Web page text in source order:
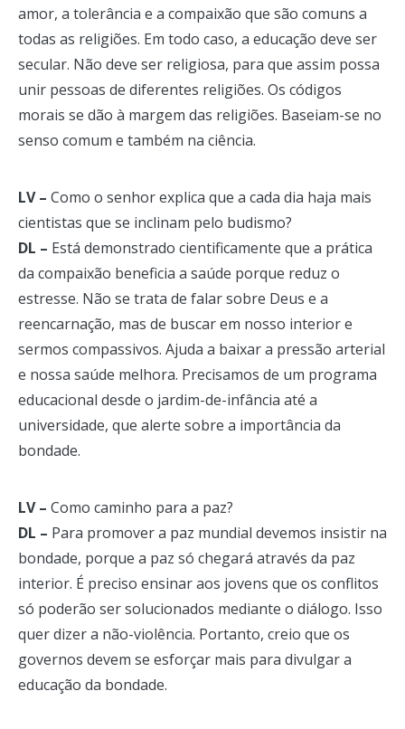
amor, a tolerância e a compaixão que são comuns a
todas as religiões. Em todo caso, a educação deve ser
secular. Não deve ser religiosa, para que assim possa
unir pessoas de diferentes religiões. Os códigos
morais se dão à margem das religiões. Baseiam-se no
senso comum e também na ciência.
LV – Como o senhor explica que a cada dia haja mais
cientistas que se inclinam pelo budismo?
DL – Está demonstrado cientificamente que a prática
da compaixão beneficia a saúde porque reduz o
estresse. Não se trata de falar sobre Deus e a
reencarnação, mas de buscar em nosso interior e
sermos compassivos. Ajuda a baixar a pressão arterial
e nossa saúde melhora. Precisamos de um programa
educacional desde o jardim-de-infância até a
universidade, que alerte sobre a importância da
bondade.
LV – Como caminho para a paz?
DL – Para promover a paz mundial devemos insistir na
bondade, porque a paz só chegará através da paz
interior. É preciso ensinar aos jovens que os conflitos
só poderão ser solucionados mediante o diálogo. Isso
quer dizer a não-violência. Portanto, creio que os
governos devem se esforçar mais para divulgar a
educação da bondade.